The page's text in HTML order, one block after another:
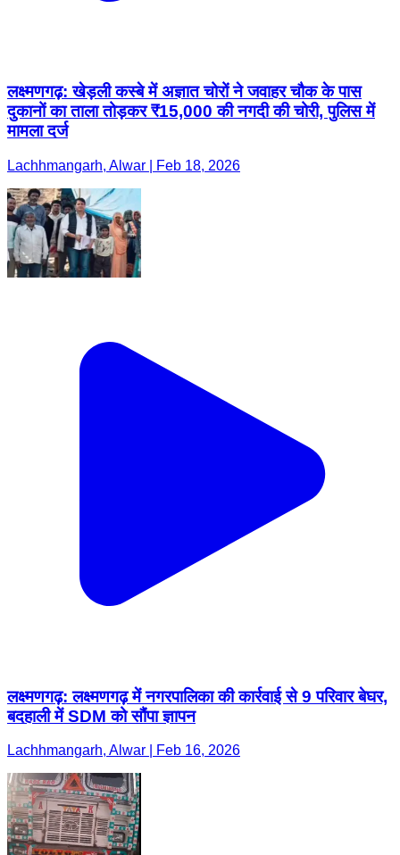
लक्ष्मणगढ़: खेड़ली कस्बे में अज्ञात चोरों ने जवाहर चौक के पास
दुकानों का ताला तोड़कर ₹15,000 की नगदी की चोरी, पुलिस में
मामला दर्ज
Lachhmangarh, Alwar | Feb 18, 2026
लक्ष्मणगढ़: लक्ष्मणगढ़ में नगरपालिका की कार्रवाई से 9 परिवार बेघर,
बदहाली में SDM को सौंपा ज्ञापन
Lachhmangarh, Alwar | Feb 16, 2026